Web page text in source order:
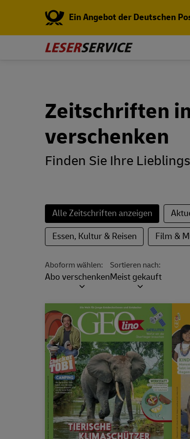
Ein Angebot der Deutschen
Zeitschriften
verschenken
Finden Sie Ihre
Alle Zeitschriften anzeigen
Essen, Kultur & Reisen Film &
Aboform wählen:
Abo verschenken
Sortieren nach:
Meist gekauft
Dropdown
Eigenschaft Wert
Preis 71,50 €